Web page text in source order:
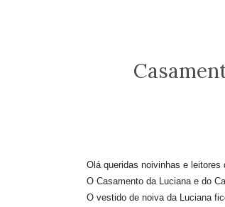
Olá queridas noivinhas e leitores
O Casamento da Luciana e do
O vestido de noiva da Luciana